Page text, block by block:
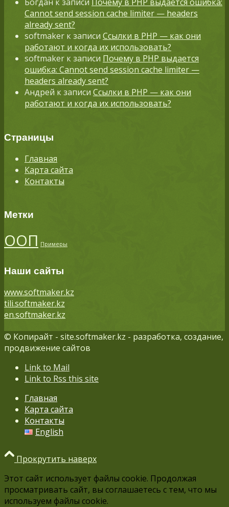
Cannot send session cache limiter — headers
already sent?
softmaker к записи Ссылки в PHP — как они
работают и когда их использовать?
softmaker к записи Почему в PHP выдается
ошибка: Cannot send session cache limiter —
headers already sent?
Андрей к записи Ссылки в PHP — как они
работают и когда их использовать?
Страницы
Главная
Карта сайта
Контакты
Метки
ООП Примеры
Наши сайты
www.softmaker.kz
tili.softmaker.kz
en.softmaker.kz
© Копирайт - site.softmaker.kz - разработка, создание,
продвижение сайтов
Link to Mail
Link to Rss this site
Главная
Карта сайта
Контакты
English
Прокрутить наверх
Этот сайт использует файлы cookie. Продолжая
просматривать сайт, вы соглашаетесь с тем, что мы
используем файлы cookie.